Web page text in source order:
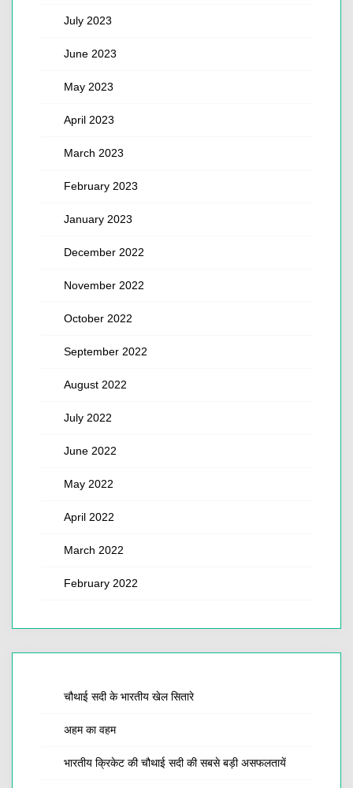
July 2023
June 2023
May 2023
April 2023
March 2023
February 2023
January 2023
December 2022
November 2022
October 2022
September 2022
August 2022
July 2022
June 2022
May 2022
April 2022
March 2022
February 2022
चौथाई सदी के भारतीय खेल सितारे
अहम का वहम
भारतीय क्रिकेट की चौथाई सदी की सबसे बड़ी असफलतायें